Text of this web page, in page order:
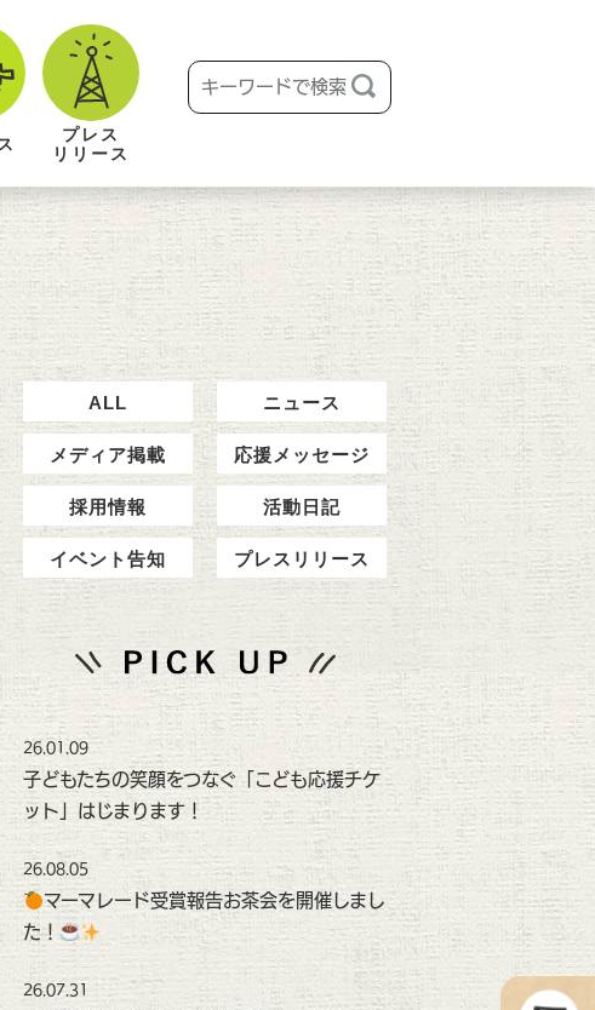
プレス
リリース
ALL ニュース
メディア掲載 応援メッセージ
採用情報 活動日記
イベント告知 プレスリリース
26.01.09
子どもたちの笑顔をつなぐ「こども応援チケ
ット」はじまります！
26.08.05
マーマレード受賞報告お茶会を開催しまし
た！
26.07.31